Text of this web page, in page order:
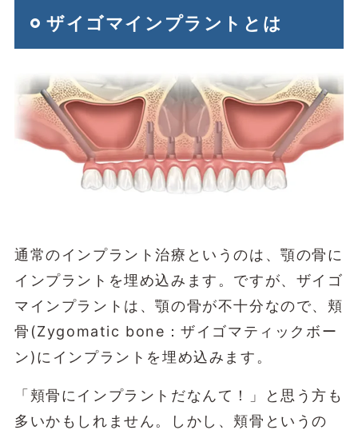
ザイゴマインプラントとは
通常のインプラント治療というのは、顎の骨に
インプラントを埋め込みます。ですが、ザイゴ
マインプラントは、顎の骨が不十分なので、頬
骨(Zygomatic bone：ザイゴマティックボー
ン)にインプラントを埋め込みます。
「頬骨にインプラントだなんて！」と思う方も
多いかもしれません。しかし、頬骨というの